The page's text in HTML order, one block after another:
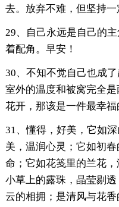
去。放弃不难，但坚持一
29、自己永远是自己的
着配角。早安！
30、不知不觉自己也成
室外的温度和被窝完全
花开，那该是一件最幸福
31、懂得，好美，它如
美，温润心灵；它如初
命；它如花笺里的兰花
小草上的露珠，晶莹剔
云的相拥；是清风与花